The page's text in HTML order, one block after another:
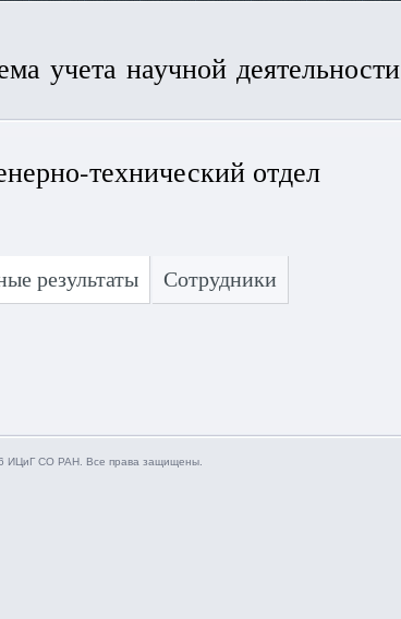
учета научной деятельности
технический отдел
результаты Сотрудники
ИЦиГ СО РАН. Все права защищены.